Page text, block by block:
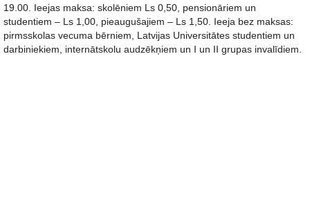
19.00. Ieejas maksa: skolēniem Ls 0,50, pensionāriem un
studentiem – Ls 1,00, pieaugušajiem – Ls 1,50. Ieeja bez maksas:
pirmsskolas vecuma bērniem, Latvijas Universitātes studentiem un
darbiniekiem, internātskolu audzēkņiem un I un II grupas invalīdiem.